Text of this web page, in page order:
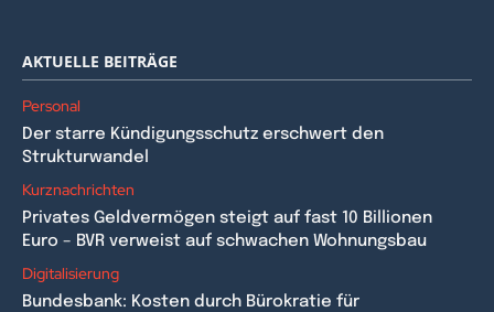
AKTUELLE BEITRÄGE
Personal
Der starre Kündigungsschutz erschwert den
Strukturwandel
Kurznachrichten
Privates Geldvermögen steigt auf fast 10 Billionen
Euro – BVR verweist auf schwachen Wohnungsbau
Digitalisierung
Bundesbank: Kosten durch Bürokratie für